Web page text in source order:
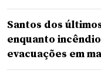
Santos dos
enquanto
evacuações em